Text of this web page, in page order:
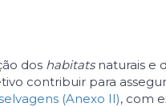
dos habitatsnaturais e
contribuir para
(Anexo II), com